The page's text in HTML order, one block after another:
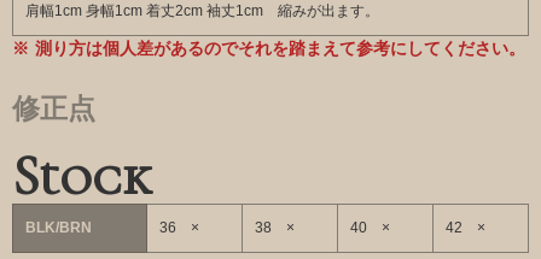
肩幅1cm 身幅1cm 着丈2cm 袖丈1cm 縮みが出ます。
測り方は個人差があるのでそれを踏まえて参考にしてください。
修正点
Stock
BLK/BRN 36 × 38 × 40 × 42 ×